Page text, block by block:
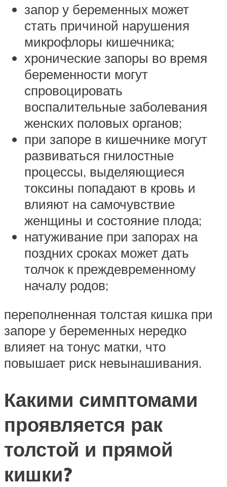
запор у беременных может
стать причиной нарушения
микрофлоры кишечника;
хронические запоры во время
беременности могут
спровоцировать
воспалительные заболевания
женских половых органов;
при запоре в кишечнике могут
развиваться гнилостные
процессы, выделяющиеся
токсины попадают в кровь и
влияют на самочувствие
женщины и состояние плода;
натуживание при запорах на
поздних сроках может дать
толчок к преждевременному
началу родов;
переполненная толстая кишка при
запоре у беременных нередко
влияет на тонус матки, что
повышает риск невынашивания.
Какими симптомами
проявляется рак
толстой и прямой
кишки?